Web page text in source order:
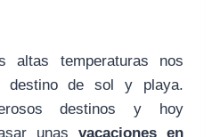
altas temperaturas nos
destino de sol y playa.
destinos y hoy
unas vacaciones en